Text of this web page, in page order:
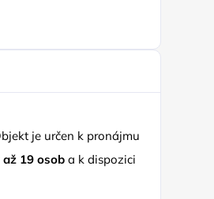
je určen k pronájmu
až 19 osob a k dispozici